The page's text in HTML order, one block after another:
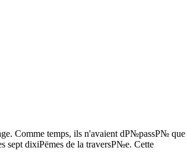
Comme temps, ils n'avaient dР№passР№ que
sept dixiРёmes de la traversР№e. Cette